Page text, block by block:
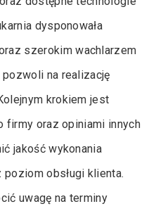
dysponowała
szerokim wachlarzem
pozwoli na realizację
krokiem jest
oraz opiniami innych
jakość wykonania
obsługi klienta.
uwagę na terminy